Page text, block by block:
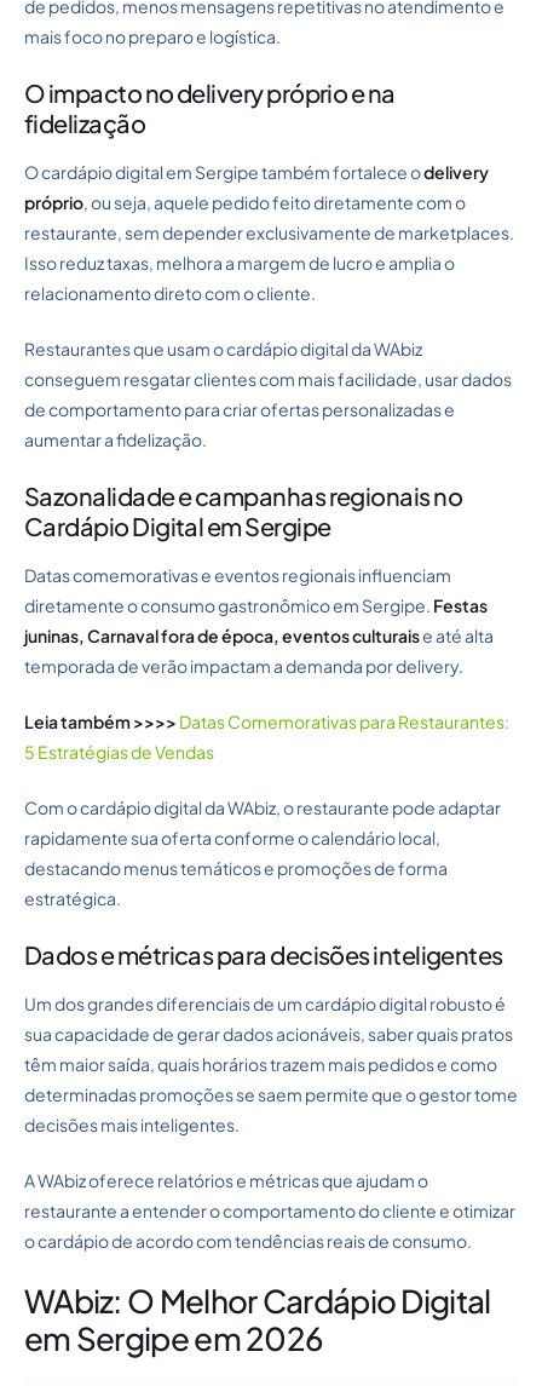
de pedidos, menos mensagens repetitivas no atendimento e
mais foco no preparo e logística.
O impacto no delivery próprio e na
fidelização
O cardápio digital em Sergipe também fortalece odelivery
próprio, ou seja, aquele pedido feito diretamente com o
restaurante, sem depender exclusivamente de marketplaces.
Isso reduz taxas, melhora a margem de lucro e amplia o
relacionamento direto com o cliente.
Restaurantes que usam o cardápio digital da WAbiz
conseguem resgatar clientes com mais facilidade, usar dados
de comportamento para criar ofertas personalizadas e
aumentar a fidelização.
Sazonalidade e campanhas regionais no
Cardápio Digital em Sergipe
Datas comemorativas e eventos regionais influenciam
diretamente o consumo gastronômico em Sergipe. Festas
juninas, Carnaval fora de época, eventos culturaise até alta
temporada de verão impactam a demanda por delivery.
Leia também >>>> Datas Comemorativas para Restaurantes:
5 Estratégias de Vendas
Com o cardápio digital da WAbiz, o restaurante pode adaptar
rapidamente sua oferta conforme o calendário local,
destacando menus temáticos e promoções de forma
estratégica.
Dados e métricas para decisões inteligentes
Um dos grandes diferenciais de um cardápio digital robusto é
sua capacidade de gerar dados acionáveis, saber quais pratos
têm maior saída, quais horários trazem mais pedidos e como
determinadas promoções se saem permite que o gestor tome
decisões mais inteligentes.
A WAbiz oferece relatórios e métricas que ajudam o
restaurante a entender o comportamento do cliente e otimizar
o cardápio de acordo com tendências reais de consumo.
WAbiz: O Melhor Cardápio Digital
em Sergipe em 2026